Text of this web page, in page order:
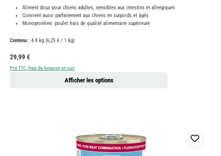
Aliment doux pour chiens adultes, sensibles aux intestins et allergiques
Convient aussi parfaitement aux chiens en surpoids et âgés
Monoprotéine: poulet frais de qualité alimentaire supérieure
Contenu : 4.8 kg (6,25 € / 1 kg)
Prix régulier :
29,99 €
Prix TTC, frais de livraison en sus
Afficher les options